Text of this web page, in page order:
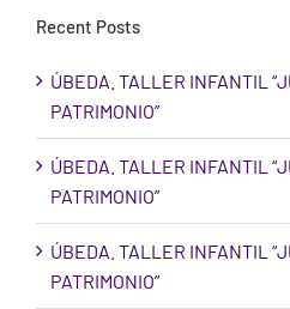
Recent Posts
ÚBEDA. TALLER INFANTIL
PATRIMONIO”
ÚBEDA. TALLER INFANTIL
PATRIMONIO”
ÚBEDA. TALLER INFANTIL
PATRIMONIO”